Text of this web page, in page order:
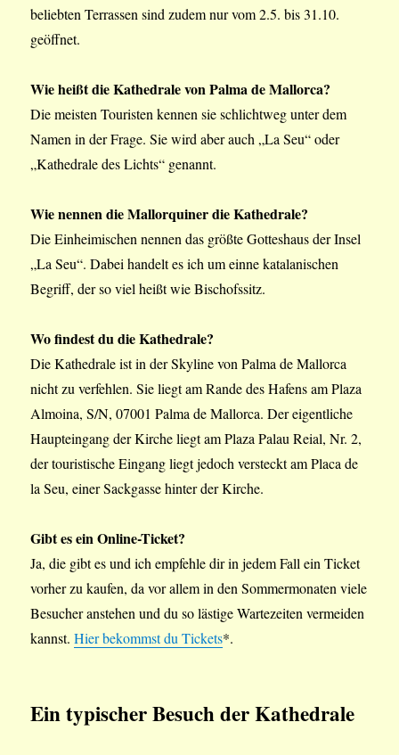
beliebten Terrassen sind zudem nur vom 2.5. bis 31.10.
geöffnet.
Wie heißt die Kathedrale von Palma de Mallorca?
Die meisten Touristen kennen sie schlichtweg unter dem
Namen in der Frage. Sie wird aber auch „La Seu“ oder
„Kathedrale des Lichts“ genannt.
Wie nennen die Mallorquiner die Kathedrale?
Die Einheimischen nennen das größte Gotteshaus der Insel
„La Seu“. Dabei handelt es ich um einne katalanischen
Begriff, der so viel heißt wie Bischofssitz.
Wo findest du die Kathedrale?
Die Kathedrale ist in der Skyline von Palma de Mallorca
nicht zu verfehlen. Sie liegt am Rande des Hafens am Plaza
Almoina, S/N, 07001 Palma de Mallorca. Der eigentliche
Haupteingang der Kirche liegt am Plaza Palau Reial, Nr. 2,
der touristische Eingang liegt jedoch versteckt am Placa de
la Seu, einer Sackgasse hinter der Kirche.
Gibt es ein Online-Ticket?
Ja, die gibt es und ich empfehle dir in jedem Fall ein Ticket
vorher zu kaufen, da vor allem in den Sommermonaten viele
Besucher anstehen und du so lästige Wartezeiten vermeiden
kannst.Hier bekommst du Tickets*.
Ein typischer Besuch der Kathedrale